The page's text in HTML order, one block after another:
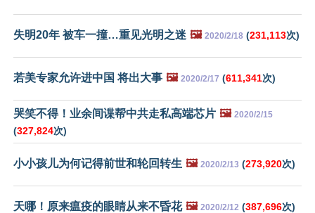
失明20年 被车一撞…重见光明之迷 🖼️ 2020/2/18 (231,113次)
若美专家允许进中国 将出大事 🖼️ 2020/2/17 (611,341次)
哭笑不得！业余间谍帮中共走私高端芯片 🖼️ 2020/2/15
(327,824次)
小小孩儿为何记得前世和轮回转生 🖼️ 2020/2/13 (273,920次)
天哪！原来瘟疫的眼睛从来不昏花 🖼️ 2020/2/12 (387,696次)